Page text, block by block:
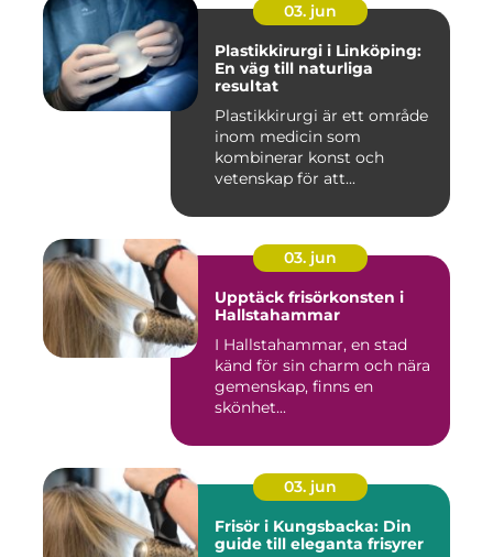
03. jun
Plastikkirurgi i Linköping:
En väg till naturliga
resultat
Plastikkirurgi är ett område
inom medicin som
kombinerar konst och
vetenskap för att...
03. jun
Upptäck frisörkonsten i
Hallstahammar
I Hallstahammar, en stad
känd för sin charm och nära
gemenskap, finns en
skönhet...
03. jun
Frisör i Kungsbacka: Din
guide till eleganta frisyrer